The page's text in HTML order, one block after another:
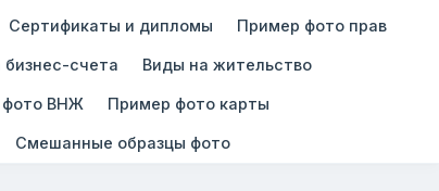
Сертификаты и дипломы Пример фото прав
бизнес-счета Виды на жительство
ВНЖ Пример фото карты
Смешанные образцы фото